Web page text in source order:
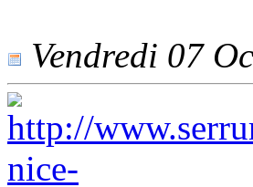
Vendredi 07